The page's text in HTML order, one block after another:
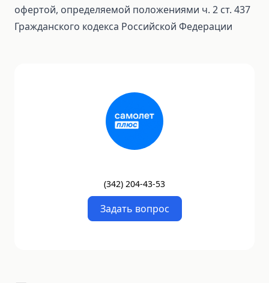
офертой, определяемой положениями ч. 2 ст. 437
Гражданского кодекса Российской Федерации
(342) 204-43-53
Задать вопрос